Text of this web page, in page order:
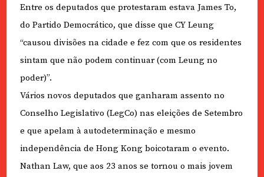
Entre os deputados que protestaram estava James To,
do Partido Democrático, que disse que CY Leung
“causou divisões na cidade e fez com que os residentes
sintam que não podem continuar (com Leung no
poder)”.
Vários novos deputados que ganharam assento no
Conselho Legislativo (LegCo) nas eleições de Setembro
e que apelam à autodeterminação e mesmo
independência de Hong Kong boicotaram o evento.
Nathan Law, que aos 23 anos se tornou o mais jovem